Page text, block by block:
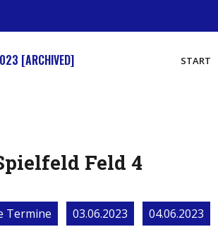
[ARCHIVED] START
Feld 4
Termine 03.06.2023 04.06.2023